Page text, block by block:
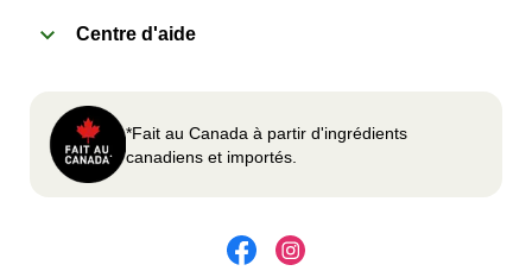
applicable)
Place tray on an oven safe baking sheet and
heat for 10-15 minutes.
Centre d'aide
*Fait au Canada à partir d'ingrédients
canadiens et importés.